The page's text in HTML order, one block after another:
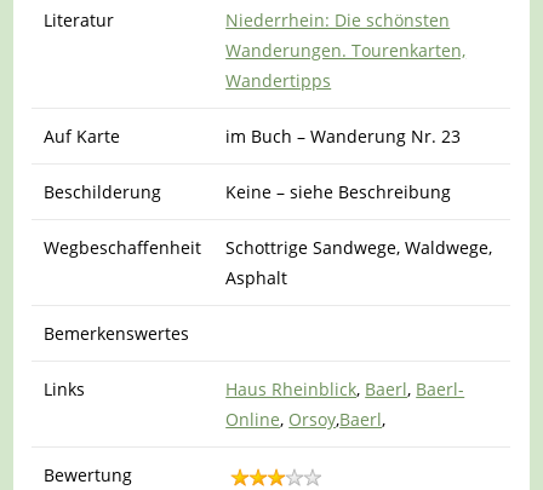
Literatur
Niederrhein: Die schönsten
Wanderungen. Tourenkarten,
Wandertipps
Auf Karte im Buch – Wanderung Nr. 23
Beschilderung Keine – siehe Beschreibung
Wegbeschaffenheit
Schottrige Sandwege, Waldwege,
Asphalt
Bemerkenswertes
Links Haus Rheinblick, Baerl, Baerl-
Online, Orsoy,Baerl,
Bewertung